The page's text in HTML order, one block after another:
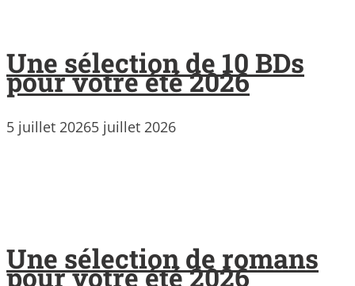
Une sélection de 10 BDs
pour votre été 2026
5 juillet 20265 juillet 2026
Une sélection de romans
pour votre été 2026